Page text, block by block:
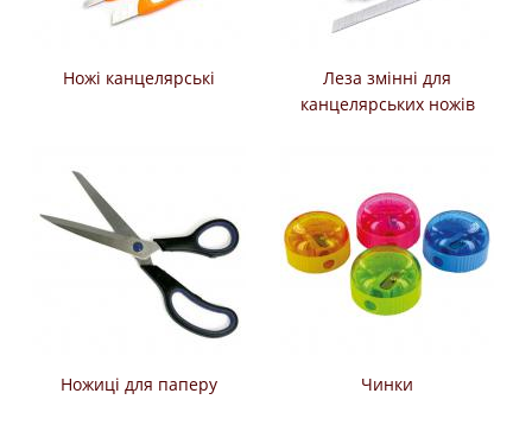
Ножі канцелярські
Леза змінні для
канцелярських ножів
Ножиці для паперу Чинки